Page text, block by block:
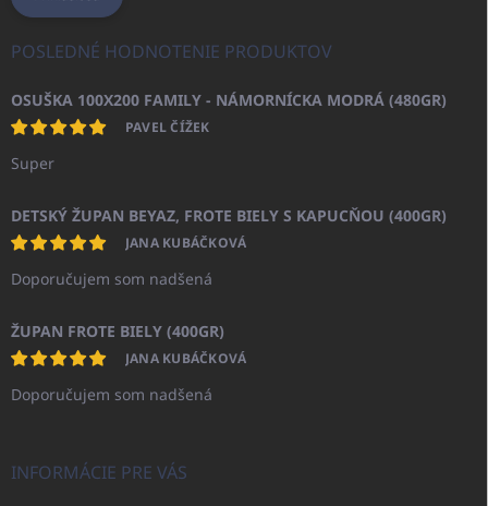
POSLEDNÉ HODNOTENIE PRODUKTOV
OSUŠKA 100X200 FAMILY - NÁMORNÍCKA MODRÁ (480GR)
PAVEL ČÍŽEK
Super
DETSKÝ ŽUPAN BEYAZ, FROTE BIELY S KAPUCŇOU (400GR)
JANA KUBÁČKOVÁ
Doporučujem som nadšená
ŽUPAN FROTE BIELY (400GR)
JANA KUBÁČKOVÁ
Doporučujem som nadšená
INFORMÁCIE PRE VÁS